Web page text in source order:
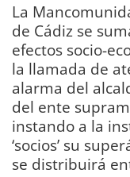
La
de Cádiz se
efectos socio-
la llamada de
alarma del
del ente
instando a la
‘socios’ su
se distribuirá